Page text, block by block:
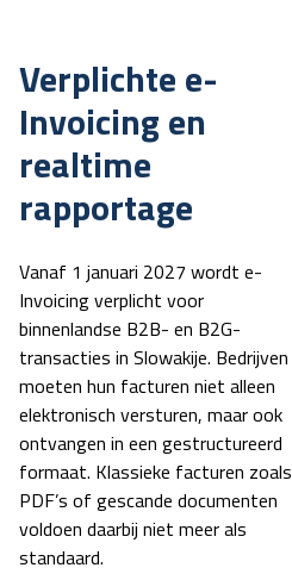
Verplichte e-
Invoicing en
realtime
rapportage
Vanaf 1 januari 2027 wordt e-
Invoicing verplicht voor
binnenlandse B2B- en B2G-
transacties in Slowakije. Bedrijven
moeten hun facturen niet alleen
elektronisch versturen, maar ook
ontvangen in een gestructureerd
formaat. Klassieke facturen zoals
PDF’s of gescande documenten
voldoen daarbij niet meer als
standaard.